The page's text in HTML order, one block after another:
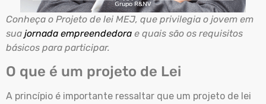
Conheça o Projeto de lei MEJ, que privilegia o jovem em
sua jornada empreendedora e quais são os requisitos
básicos para participar.
O que é um projeto de Lei
A princípio é importante ressaltar que um projeto de lei